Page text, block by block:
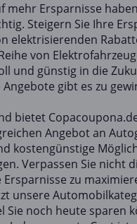
mehr Ersparnisse
Steigern Sie Ihre
elektrisierenden
von
und günstig in die
gibt es zu
bietet
Angebot an
kostengünstige
Verpassen Sie nicht
Ersparnisse zu
unsere
Sie noch heute sparen